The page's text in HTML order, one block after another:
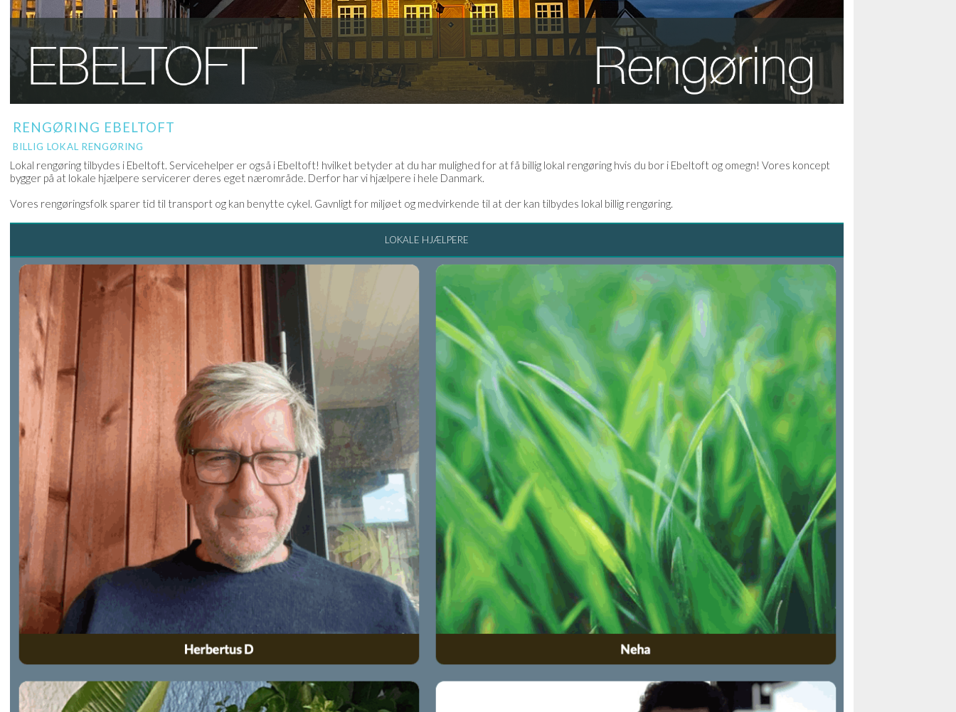
RENGØRING EBELTOFT
BILLIG LOKAL RENGØRING
Lokal rengøring tilbydes i Ebeltoft. Servicehelper er også i Ebeltoft! hvilket betyder at du har mulighed for at få billig lokal rengøring hvis du bor i Ebeltoft og omegn! Vores koncept
bygger på at lokale hjælpere servicerer deres eget nærområde. Derfor har vi hjælpere i hele Danmark.
Vores rengøringsfolk sparer tid til transport og kan benytte cykel. Gavnligt for miljøet og medvirkende til at der kan tilbydes lokal billig rengøring.
LOKALE HJÆLPERE